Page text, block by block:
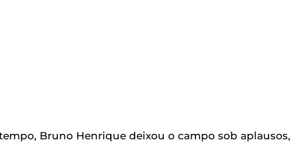
Bruno Henrique deixou o campo sob aplausos,